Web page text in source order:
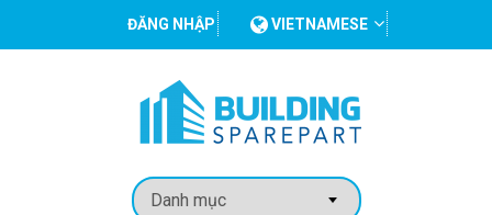
ĐĂNG NHẬP VIETNAMESE